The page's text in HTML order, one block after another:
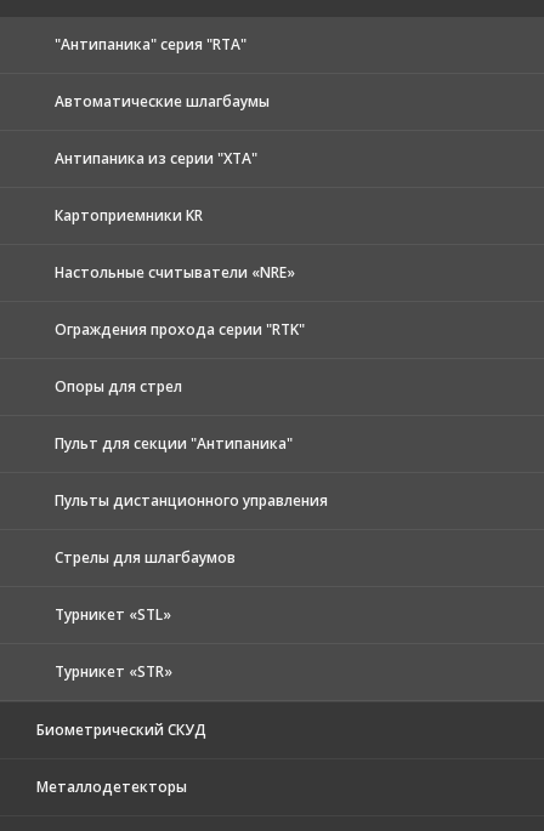
"Антипаника" серия "RTA"
Автоматические шлагбаумы
Антипаника из серии "XTA"
Картоприемники KR
Настольные считыватели «NRE»
Ограждения прохода серии "RTK"
Опоры для стрел
Пульт для секции "Антипаника"
Пульты дистанционного управления
Стрелы для шлагбаумов
Турникет «STL»
Турникет «STR»
Биометрический СКУД
Металлодетекторы